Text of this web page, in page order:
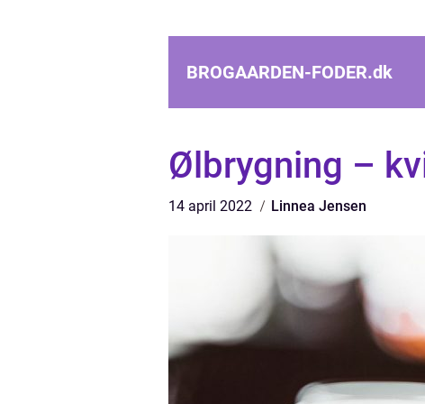
BROGAARDEN-FODER.dk
Ølbrygning –
14 april 2022 Linnea Jensen